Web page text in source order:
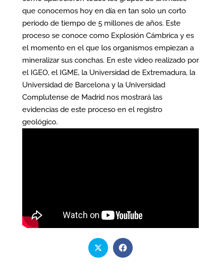
que conocemos hoy en día en tan solo un corto
periodo de tiempo de 5 millones de años. Este
proceso se conoce como Explosión Cámbrica y es
el momento en el que los organismos empiezan a
mineralizar sus conchas. En este video realizado por
el IGEO, el IGME, la Universidad de Extremadura, la
Universidad de Barcelona y la Universidad
Complutense de Madrid nos mostrará las
evidencias de este proceso en el registro
geológico.